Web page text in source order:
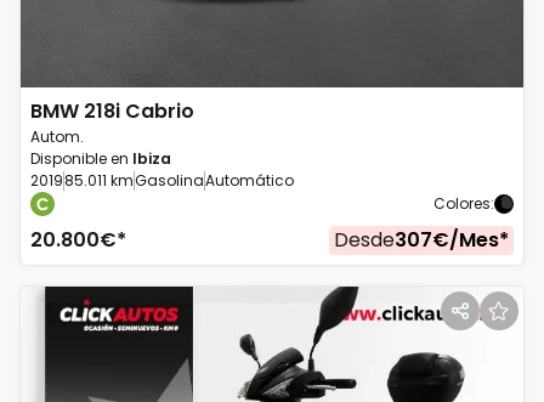
BMW 218i Cabrio
Autom.
Disponible en Ibiza
201985.011 kmGasolinaAutomático
Colores:
20.800€* Desde307€/Mes*